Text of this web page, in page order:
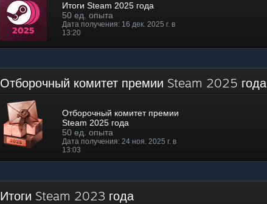
Итоги Steam 2025 года
50 ед. опыта
Дата получения: 16 дек. 2025 г. в
13:20
Отборочный комитет премии Steam 2025 года
Отборочный комитет премии
Steam 2025 года
50 ед. опыта
Дата получения: 24 ноя. 2025 г. в
13:03
Итоги Steam 2023 года